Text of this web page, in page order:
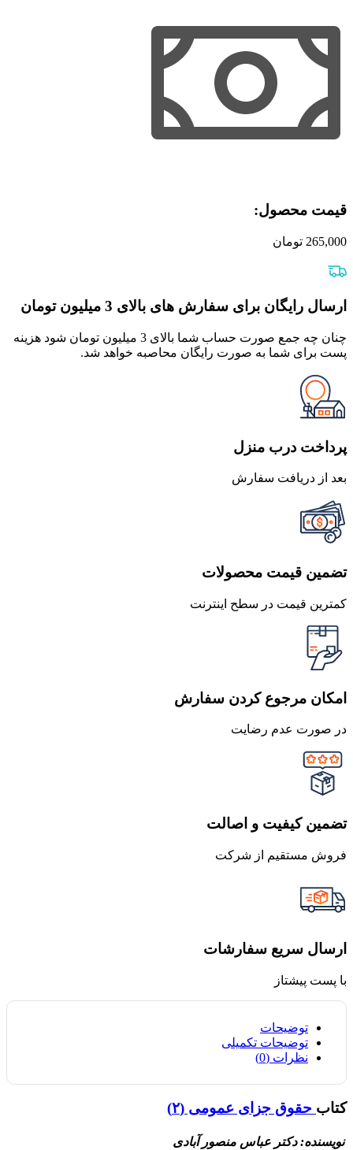
عدد
قیمت محصول:​
265,000 تومان
ارسال رایگان برای سفارش های بالای 3 میلیون تومان
چنان چه جمع صورت حساب شما بالای 3 میلیون تومان شود هزینه
پست برای شما به صورت رایگان محاصبه خواهد شد.
پرداخت درب منزل
بعد از دریافت سفارش
تضمین قیمت محصولات
کمترین قیمت در سطح اینترنت
امکان مرجوع کردن سفارش
در صورت عدم رضایت
تضمین کیفیت و اصالت
فروش مستقیم از شرکت
ارسال سریع سفارشات
با پست پیشتاز
توضیحات
توضیحات تکمیلی
نظرات (0)
کتاب حقوق جزای عمومی (۲)
نویسنده: دکتر عباس منصور آبادی